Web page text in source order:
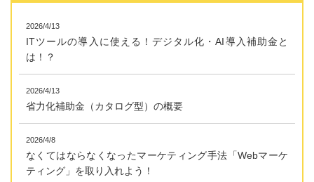
2026/4/13
ITツールの導入に使える！デジタル化・AI導入補助金と
は！？
2026/4/13
省力化補助金（カタログ型）の概要
2026/4/8
なくてはならなくなったマーケティング手法「Webマーケ
ティング」を取り入れよう！